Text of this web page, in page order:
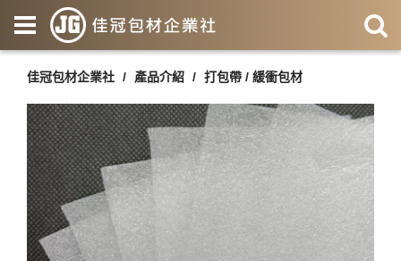
佳冠包材企業社 產品介紹 打包帶 / 緩衝包材